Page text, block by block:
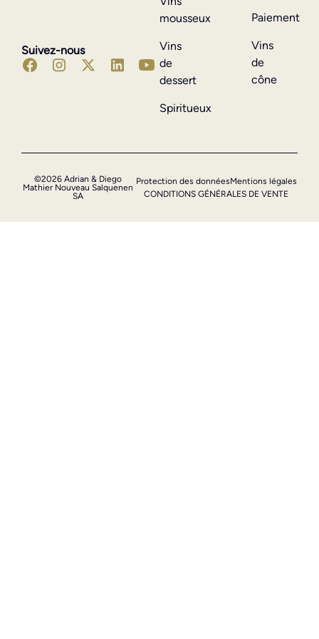
Suivez-nous
mousseux
Vins
de
dessert
Spiritueux
Paiement
Vins
de
cône
©2026 Adrian & Diego
Mathier Nouveau Salquenen
SA
Protection des donnéesMentions légales
CONDITIONS GÉNÉRALES DE VENTE